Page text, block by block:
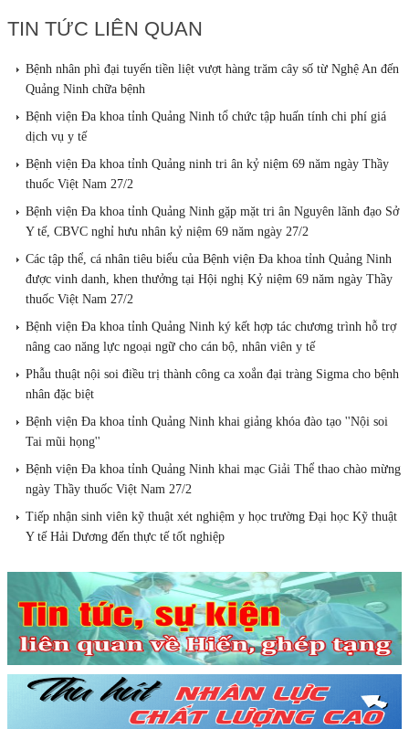
TIN TỨC LIÊN QUAN
Bệnh nhân phì đại tuyến tiền liệt vượt hàng trăm cây số từ Nghệ An đến
Quảng Ninh chữa bệnh
Bệnh viện Đa khoa tỉnh Quảng Ninh tổ chức tập huấn tính chi phí giá
dịch vụ y tế
Bệnh viện Đa khoa tỉnh Quảng ninh tri ân kỷ niệm 69 năm ngày Thầy
thuốc Việt Nam 27/2
Bệnh viện Đa khoa tỉnh Quảng Ninh gặp mặt tri ân Nguyên lãnh đạo Sở
Y tế, CBVC nghỉ hưu nhân kỷ niệm 69 năm ngày 27/2
Các tập thể, cá nhân tiêu biểu của Bệnh viện Đa khoa tỉnh Quảng Ninh
được vinh danh, khen thưởng tại Hội nghị Kỷ niệm 69 năm ngày Thầy
thuốc Việt Nam 27/2
Bệnh viện Đa khoa tỉnh Quảng Ninh ký kết hợp tác chương trình hỗ trợ
nâng cao năng lực ngoại ngữ cho cán bộ, nhân viên y tế
Phẫu thuật nội soi điều trị thành công ca xoắn đại tràng Sigma cho bệnh
nhân đặc biệt
Bệnh viện Đa khoa tỉnh Quảng Ninh khai giảng khóa đào tạo ''Nội soi
Tai mũi họng''
Bệnh viện Đa khoa tỉnh Quảng Ninh khai mạc Giải Thể thao chào mừng
ngày Thầy thuốc Việt Nam 27/2
Tiếp nhận sinh viên kỹ thuật xét nghiệm y học trường Đại học Kỹ thuật
Y tế Hải Dương đến thực tế tốt nghiệp